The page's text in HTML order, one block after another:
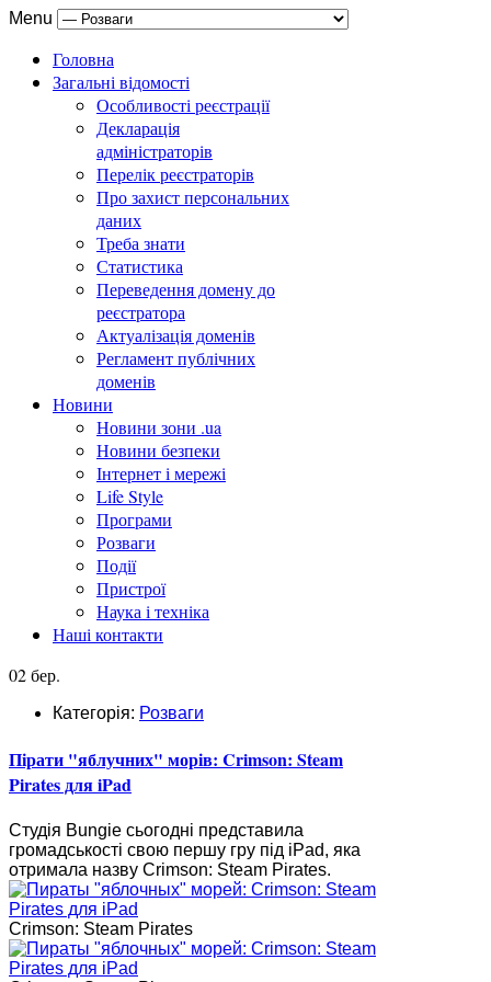
Menu
Головна
Загальні відомості
Особливості реєстрації
Декларація
адміністраторів
Перелік реєстраторів
Про захист персональних
даних
Треба знати
Статистика
Переведення домену до
реєстратора
Актуалізація доменів
Регламент публічних
доменів
Новини
Новини зони .ua
Новини безпеки
Інтернет і мережі
Life Style
Програми
Розваги
Події
Пристрої
Наука і техніка
Наші контакти
02 бер.
Категорія: Розваги
Пірати "яблучних" морів: Crimson: Steam
Pirates для iPad
Студія Bungie сьогодні представила
громадськості свою першу гру під iPad, яка
отримала назву Crimson: Steam Pirates.
Crimson: Steam Pirates